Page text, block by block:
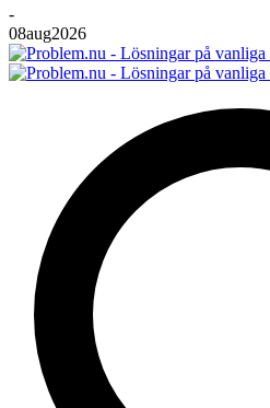
-
08aug2026